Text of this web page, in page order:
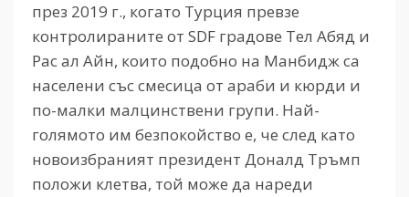
през 2019 г., когато Турция превзе
контролираните от SDF градове Тел Абяд и
Рас ал Айн, които подобно на Манбидж са
населени със смесица от араби и кюрди и
по-малки малцинствени групи. Най-
голямото им безпокойство е, че след като
новоизбраният президент Доналд Тръмп
положи клетва, той може да нареди